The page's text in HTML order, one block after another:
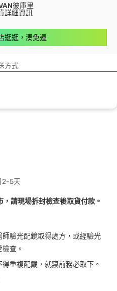
彼庫里
詳細資訊
逛逛，湊免運
方式
2-5天
請現場拆封檢查後取貨付款。
驗光配鏡取得處方，或經驗光
查。
重複配戴，就寢前務必取下。